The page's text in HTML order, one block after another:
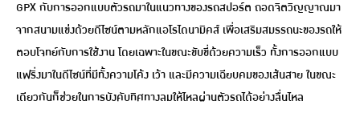
GPX กับการออกแบบตัวรถมาในแนวทางของรถสปอร์ต ถอดจิตวิญญาณมา
จากสนามแข่งด้วยดีไซน์ตามหลักแอโรไดนามิคส์ เพื่อเสริมสมรรถนะของรถให้
ตอบโจทย์กับการใช้งาน โดยเฉพาะในขณะขับขี่ด้วยความเร็ว ทั้งการออกแบบ
แฟริ่งมาในดีไซน์ที่มีทั้งความโค้ง เว้า และมีความเฉียบคมของเส้นสาย ในขณะ
เดียวกันก็ช่วยในการบังคับทิศทางลมให้ไหลผ่านตัวรถได้อย่างลื่นไหล